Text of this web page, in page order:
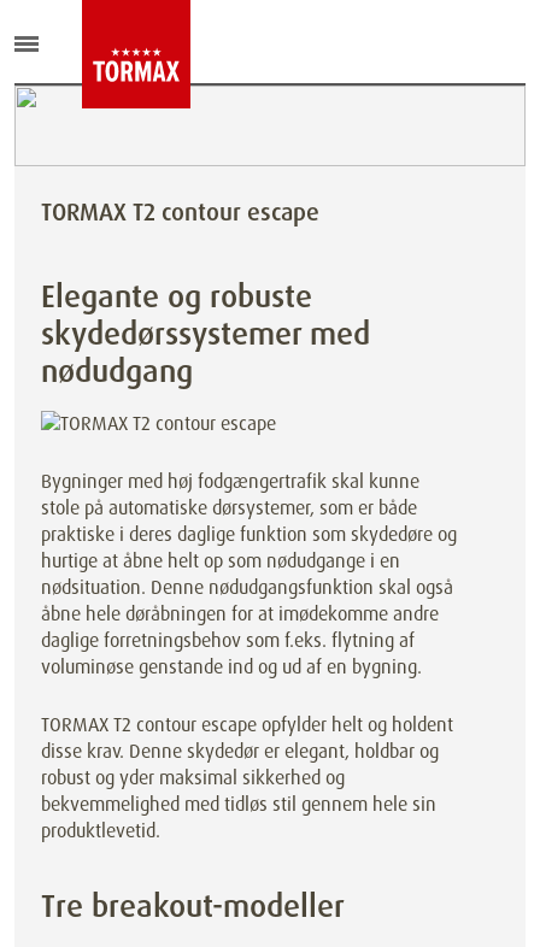
TORMAX T2 contour escape
Elegante og robuste
skydedørssystemer med
nødudgang
Bygninger med høj fodgængertrafik skal kunne
stole på automatiske dørsystemer, som er både
praktiske i deres daglige funktion som skydedøre og
hurtige at åbne helt op som nødudgange i en
nødsituation. Denne nødudgangsfunktion skal også
åbne hele døråbningen for at imødekomme andre
daglige forretningsbehov som f.eks. flytning af
voluminøse genstande ind og ud af en bygning.
TORMAX T2 contour escape opfylder helt og holdent
disse krav. Denne skydedør er elegant, holdbar og
robust og yder maksimal sikkerhed og
bekvemmelighed med tidløs stil gennem hele sin
produktlevetid.
Tre breakout-modeller